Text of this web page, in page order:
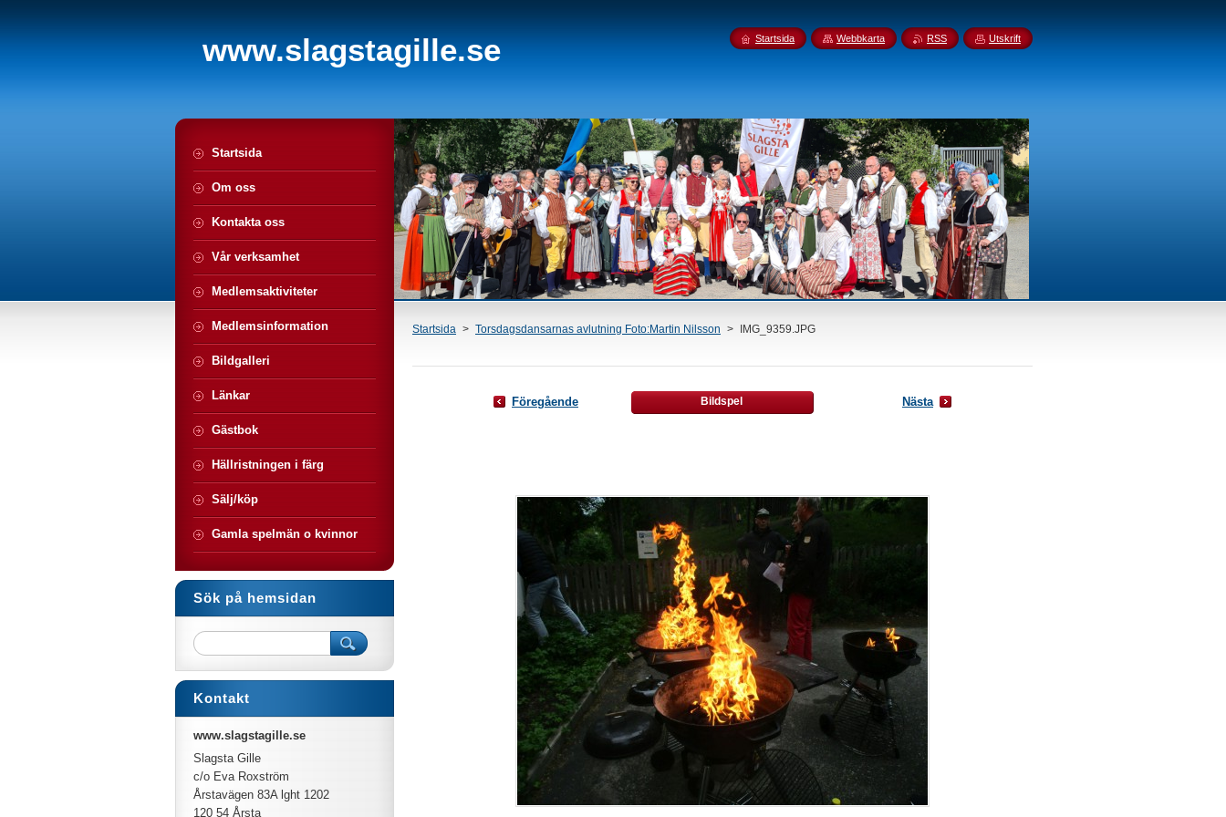
www.slagstagille.se
Startsida > Torsdagsdansarnas avlutning Foto:Martin Nilsson > IMG_9359.JPG
Föregående Bildspel Nästa
Startsida
Om oss
Kontakta oss
Vår verksamhet
Medlemsaktiviteter
Medlemsinformation
Bildgalleri
Länkar
Gästbok
Hällristningen i färg
Sälj/köp
Gamla spelmän o kvinnor
Sök på hemsidan
Kontakt
www.slagstagille.se
Slagsta Gille
c/o Eva Roxström
Årstavägen 83A lght 1202
120 54 Årsta
Startsida Webbkarta RSS Utskrift